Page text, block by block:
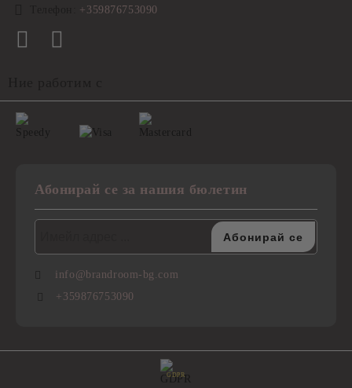
+359876753090
Абонирай се за нашия бюлетин
info@brandroom-bg.com
+359876753090
GDPR